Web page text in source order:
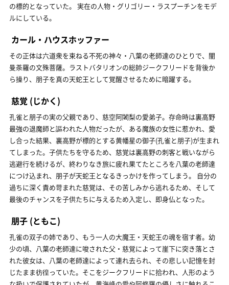
の標的となっていた。 実在の人物・グリゴリー・ラスプーチンをモデ
ルにしている。
カール・ハウスホッファー
その正体は六道衆を束ねる不死の神々・八葉の老師達のひとりで、闇
曼荼羅の文殊菩薩。ラストバタリオンの総帥ジークフリードを背後か
ら操り、朋子を真の天蛇王として覚醒させるために暗躍する。
慈覚 (じかく)
孔雀と朋子の実の父親であり、慈空阿闍梨の愛弟子。存命時は裏高野
最強の退魔師と謳われた人物だったが、ある魔族の女性に惹かれ、愛
し合った結果、裏高野が標的とする黄幡星の御子(孔雀と朋子)が生まれ
てしまった。子供たちを守るため、慈覚は裏高野の刺客と戦いながら
逃避行を続けるが、終わりなき旅に疲れ果てたところを八葉の老師達
につけ込まれ、朋子が天蛇王となるきっかけを作ってしまう。 自分の
過ちに深く責め苛まれた慈覚は、その苦しみから逃れるため、そして
最後のチャンスを子供たちに与えるため入定し、即身仏となった。
朋子 (ともこ)
孔雀の双子の姉であり、もう一人の大魔王・天蛇王の魂を宿す者。幼
少の頃、八葉の老師達に唆された父・慈覚によって崖下に突き落とさ
れた彼女は、八葉の老師達によって連れ去られ、その悲しい記憶を封
じたまま彷徨っていた。そこをジークフリードに拾われ、人形のよう